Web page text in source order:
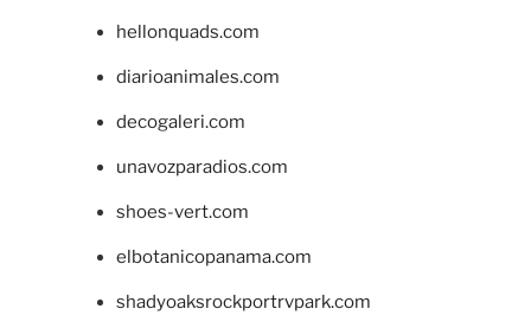
hellonquads.com
diarioanimales.com
decogaleri.com
unavozparadios.com
shoes-vert.com
elbotanicopanama.com
shadyoaksrockportrvpark.com